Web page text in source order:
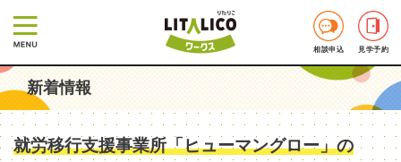
相談申込 見学予約
新着情報
就労移行支援事業所「ヒューマングロー」の